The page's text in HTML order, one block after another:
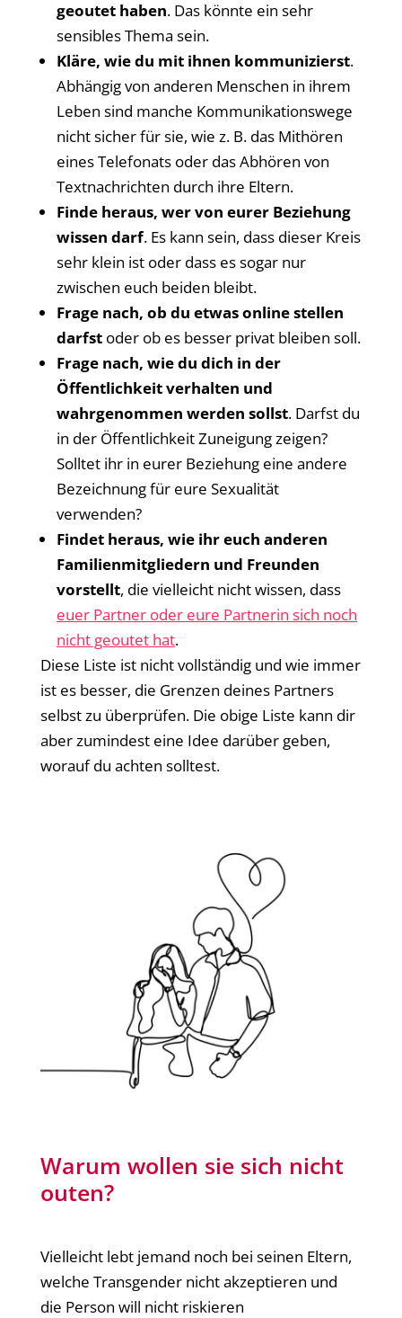
geoutet haben. Das könnte ein sehr
sensibles Thema sein.
Kläre, wie du mit ihnen kommunizierst.
Abhängig von anderen Menschen in ihrem
Leben sind manche Kommunikationswege
nicht sicher für sie, wie z. B. das Mithören
eines Telefonats oder das Abhören von
Textnachrichten durch ihre Eltern.
Finde heraus, wer von eurer Beziehung
wissen darf. Es kann sein, dass dieser Kreis
sehr klein ist oder dass es sogar nur
zwischen euch beiden bleibt.
Frage nach, ob du etwas online stellen
darfst oder ob es besser privat bleiben soll.
Frage nach, wie du dich in der
Öffentlichkeit verhalten und
wahrgenommen werden sollst. Darfst du
in der Öffentlichkeit Zuneigung zeigen?
Solltet ihr in eurer Beziehung eine andere
Bezeichnung für eure Sexualität
verwenden?
Findet heraus, wie ihr euch anderen
Familienmitgliedern und Freunden
vorstellt, die vielleicht nicht wissen, dass
euer Partner oder eure Partnerin sich noch
nicht geoutet hat.
Diese Liste ist nicht vollständig und wie immer
ist es besser, die Grenzen deines Partners
selbst zu überprüfen. Die obige Liste kann dir
aber zumindest eine Idee darüber geben,
worauf du achten solltest.
Warum wollen sie sich nicht
outen?
Vielleicht lebt jemand noch bei seinen Eltern,
welche Transgender nicht akzeptieren und
die Person will nicht riskieren